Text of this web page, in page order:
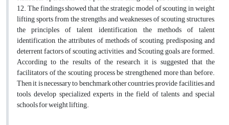
12. The findings showed that the strategic model of scouting in weight
lifting sports from the strengths and weaknesses of scouting structures,
the principles of talent identification, the methods of talent
identification, the attributes of methods of scouting, predisposing and
deterrent factors of scouting activities, and Scouting goals are formed.
According to the results of the research, it is suggested that the
facilitators of the scouting process be strengthened more than before.
Then it is necessary to benchmark other countries, provide facilities and
tools, develop specialized experts in the field of talents and special
schools for weight lifting.